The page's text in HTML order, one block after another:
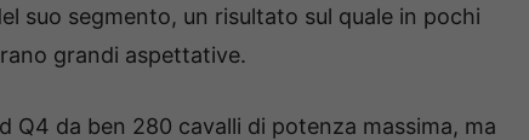
suo segmento, un risultato sul quale in pochi
grandi aspettative.
Q4 da ben 280 cavalli di potenza massima, ma